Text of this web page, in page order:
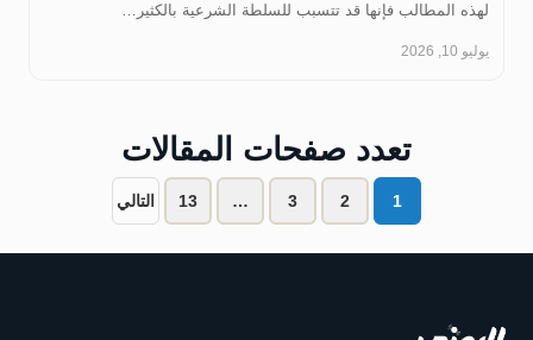
لهذه المطالب فإنها قد تتسبب للسلطة الشرعية بالكثير…
يوليو 10, 2026
تعدد صفحات المقالات
1
2
3
…
13 التالي